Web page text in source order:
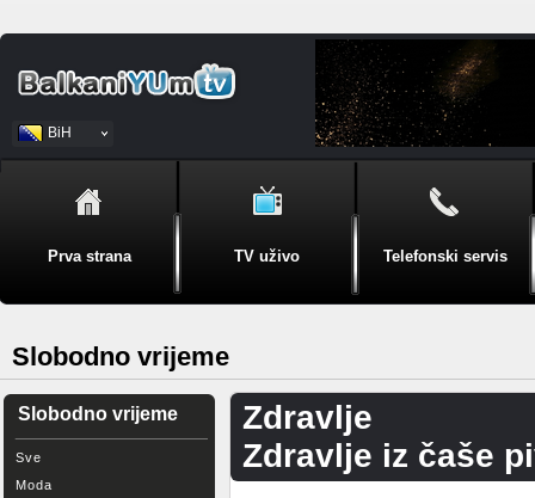
BiH
Srpski
Prva strana TV uživo Telefonski servis
Slobodno vrijeme
Slobodno vrijeme
Sve
Moda
Zdravlje
Zdravlje iz čaše